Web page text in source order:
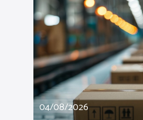
04/08/2026